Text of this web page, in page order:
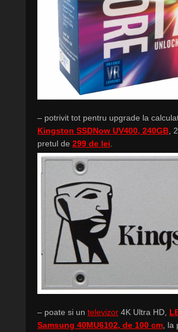
– potrivit tot pentru upgrade la
Kingston SSDNow UV400, 240GB ,
pretul de 299 de lei
– poate si un televizor 4K Ultra HD,
Samsung 40MU6102, de 100 cm ,